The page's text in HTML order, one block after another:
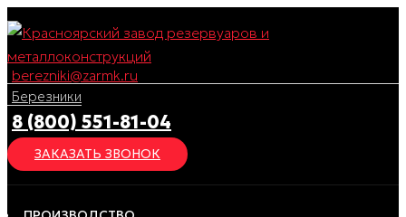
Перейти
содержимому
berezniki@zarmk.ru
Березники
8 (800) 551-81-04
ЗАКАЗАТЬ ЗВОНОК